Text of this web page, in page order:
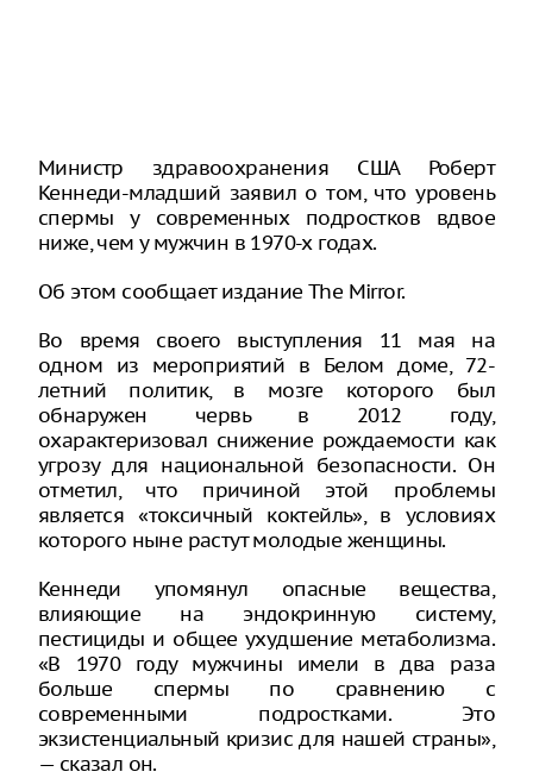
Министр здравоохранения США Роберт
Кеннеди-младший заявил о том, что уровень
спермы у современных подростков вдвое
ниже, чем у мужчин в 1970-х годах.
Об этом сообщает издание The Mirror.
Во время своего выступления 11 мая на
одном из мероприятий в Белом доме, 72-
летний политик, в мозге которого был
обнаружен червь в 2012 году,
охарактеризовал снижение рождаемости как
угрозу для национальной безопасности. Он
отметил, что причиной этой проблемы
является «токсичный коктейль», в условиях
которого ныне растут молодые женщины.
Кеннеди упомянул опасные вещества,
влияющие на эндокринную систему,
пестициды и общее ухудшение метаболизма.
«В 1970 году мужчины имели в два раза
больше спермы по сравнению с
современными подростками. Это
экзистенциальный кризис для нашей страны»,
— сказал он.